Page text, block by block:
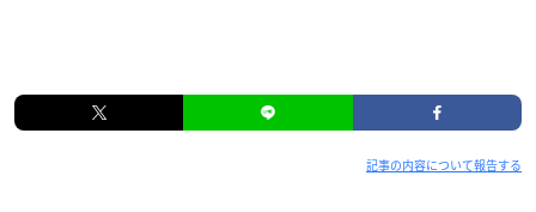
記事の内容について報告する